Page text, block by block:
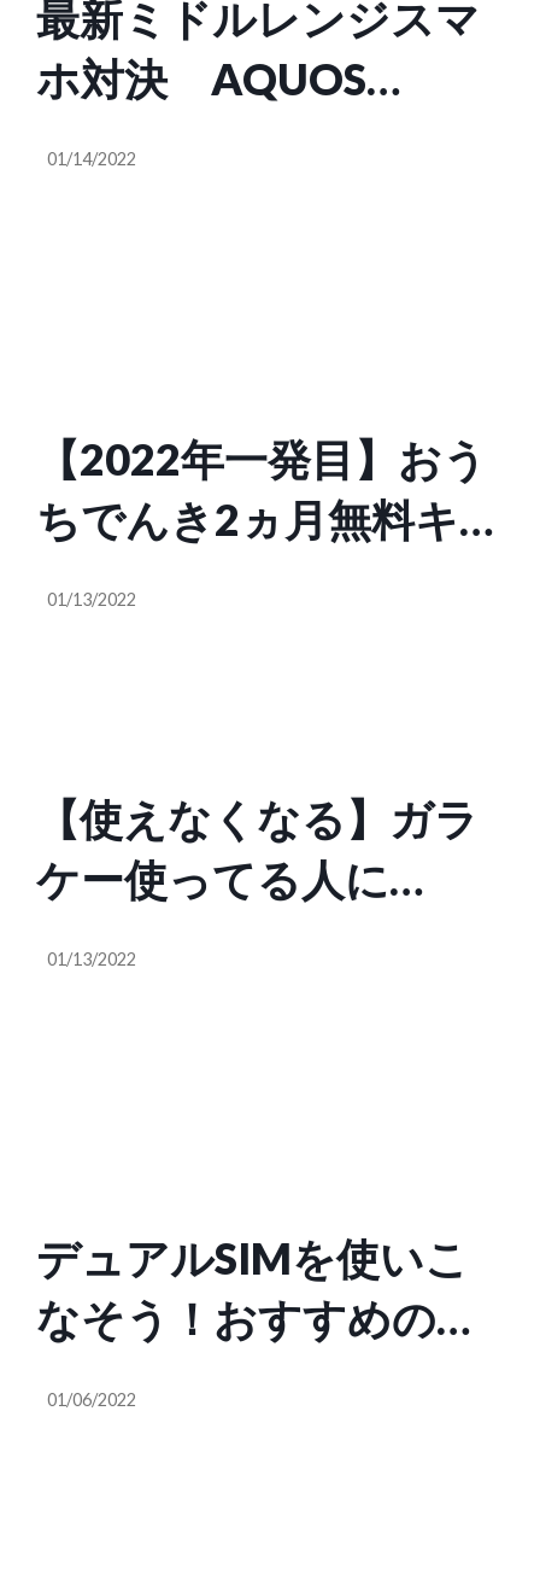
最新ミドルレンジスマ
ホ対決 AQUOS
sense6 vs OPPO Reno5
01/14/2022
【2022年一発目】おう
ちでんき2ヵ月無料キャ
ンペーン３つの注意点
01/13/2022
【使えなくなる】ガラ
ケー使ってる人に
iPhoneをおすすめする
01/13/2022
デュアルSIMを使いこ
なそう！おすすめの組
み合わせは？
01/06/2022